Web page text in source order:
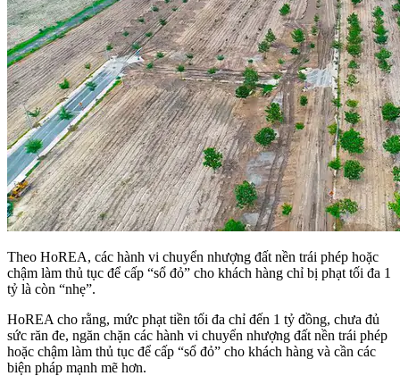
Theo HoREA, các hành vi chuyển nhượng đất nền trái phép hoặc
chậm làm thủ tục để cấp “sổ đỏ” cho khách hàng chỉ bị phạt tối đa 1
tỷ là còn “nhẹ”.
HoREA cho rằng, mức phạt tiền tối đa chỉ đến 1 tỷ đồng, chưa đủ
sức răn đe, ngăn chặn các hành vi chuyển nhượng đất nền trái phép
hoặc chậm làm thủ tục để cấp “sổ đỏ” cho khách hàng và cần các
biện pháp mạnh mẽ hơn.